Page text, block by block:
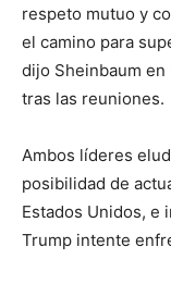
respeto mutuo y
el camino para
dijo Sheinbaum
tras las reuniones.
Ambos líderes
posibilidad de
Estados Unidos, e
Trump intente